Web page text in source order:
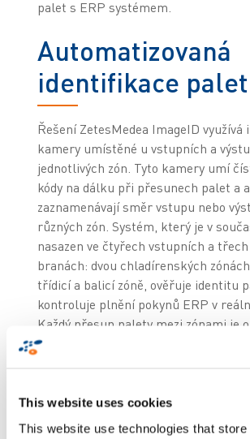
This website uses cookies
This website use technologies that
palet s ERP systémem.
Automatizovaná
identifikace palet
Řešení ZetesMedea ImageID
kamery umístěné u vstupních a
jednotlivých zón. Tyto kamery umí
kódy na dálku při přesunech palet a
zaznamenávají směr vstupu nebo
různých zón. Systém, který je v
nasazen ve čtyřech vstupních a
branách: dvou chladírenských
třídicí a balicí zóně, ověřuje identitu
kontroluje plnění pokynů ERP v
Každý přesun palety mezi zónami je
zaznamenán a ověřen v ERP systému
snižuje manuální náročnost a
provozních chyb.